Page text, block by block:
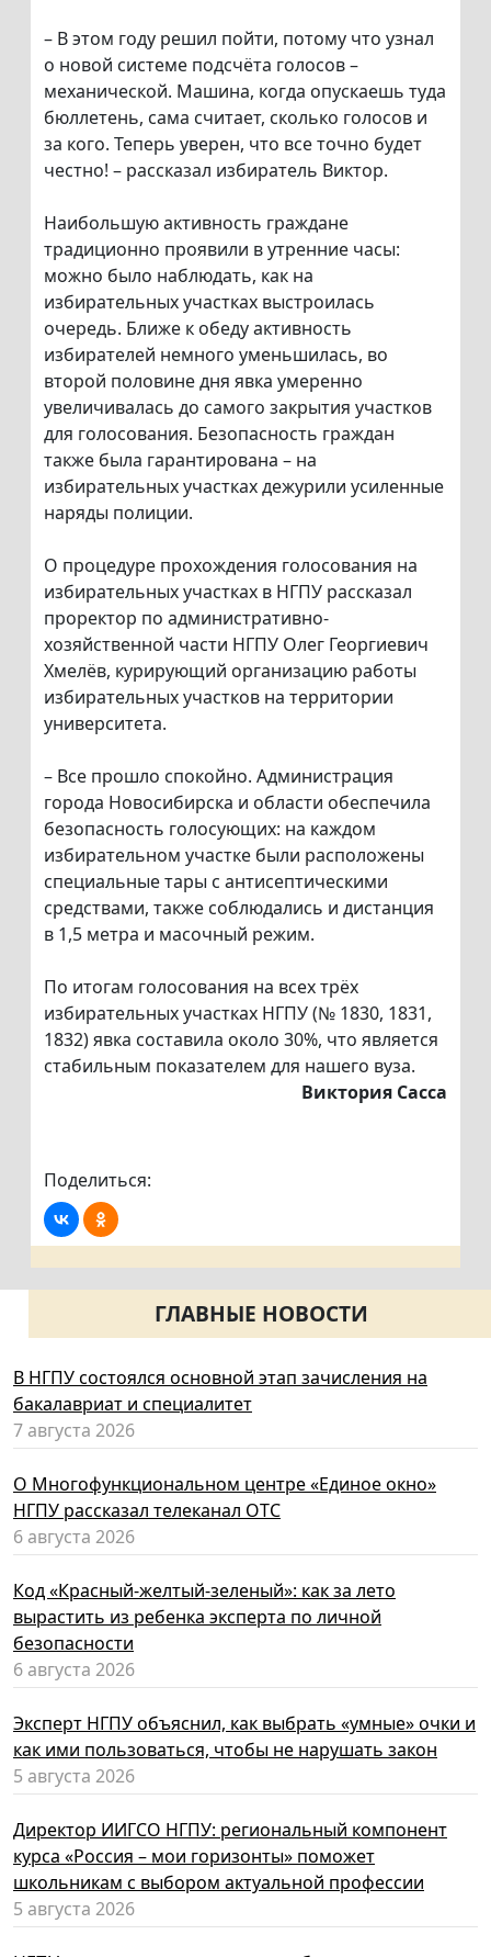
– В этом году решил пойти, потому что узнал
о новой системе подсчёта голосов –
механической. Машина, когда опускаешь туда
бюллетень, сама считает, сколько голосов и
за кого. Теперь уверен, что все точно будет
честно! – рассказал избиратель Виктор.
Наибольшую активность граждане
традиционно проявили в утренние часы:
можно было наблюдать, как на
избирательных участках выстроилась
очередь. Ближе к обеду активность
избирателей немного уменьшилась, во
второй половине дня явка умеренно
увеличивалась до самого закрытия участков
для голосования. Безопасность граждан
также была гарантирована – на
избирательных участках дежурили усиленные
наряды полиции.
О процедуре прохождения голосования на
избирательных участках в НГПУ рассказал
проректор по административно-
хозяйственной части НГПУ Олег Георгиевич
Хмелёв, курирующий организацию работы
избирательных участков на территории
университета.
– Все прошло спокойно. Администрация
города Новосибирска и области обеспечила
безопасность голосующих: на каждом
избирательном участке были расположены
специальные тары с антисептическими
средствами, также соблюдались и дистанция
в 1,5 метра и масочный режим.
По итогам голосования на всех трёх
избирательных участках НГПУ (№ 1830, 1831,
1832) явка составила около 30%, что является
стабильным показателем для нашего вуза.
Виктория Сасса
Поделиться:
ГЛАВНЫЕ НОВОСТИ
В НГПУ состоялся основной этап зачисления на
бакалавриат и специалитет
7 августа 2026
О Многофункциональном центре «Единое окно»
НГПУ рассказал телеканал ОТС
6 августа 2026
Код «Красный-желтый-зеленый»: как за лето
вырастить из ребенка эксперта по личной
безопасности
6 августа 2026
Эксперт НГПУ объяснил, как выбрать «умные» очки и
как ими пользоваться, чтобы не нарушать закон
5 августа 2026
Директор ИИГСО НГПУ: региональный компонент
курса «Россия – мои горизонты» поможет
школьникам с выбором актуальной профессии
5 августа 2026